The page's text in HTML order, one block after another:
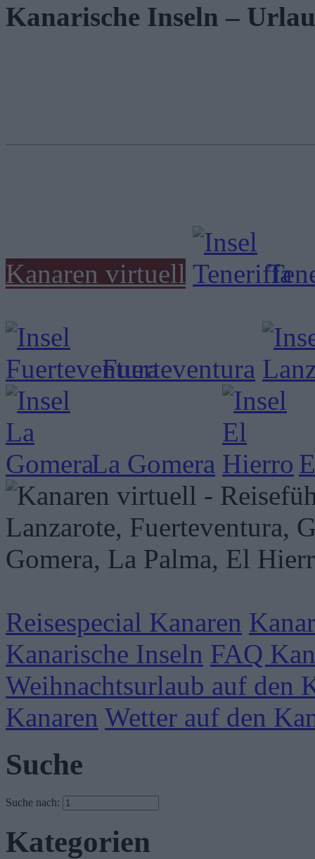
Kanarische Inseln –
Kanaren virtuell
Fuerteventura
La Gomera
Reisespecial Kanaren
Kanarische Inseln FAQ
Weihnachtsurlaub auf den
Kanaren Wetter auf den
Suche
Suche nach:
Kategorien